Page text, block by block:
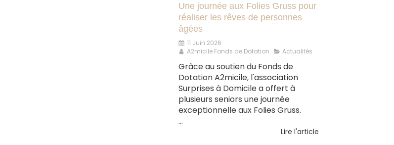
Une journée aux Folies Gruss pour
réaliser les rêves de personnes
âgées
11 Juin 2026
A2micile Fonds de Dotation
Actualités
Grâce au soutien du Fonds de
Dotation A2micile, l'association
Surprises à Domicile a offert à
plusieurs seniors une journée
exceptionnelle aux Folies Gruss.
...
Lire l'article